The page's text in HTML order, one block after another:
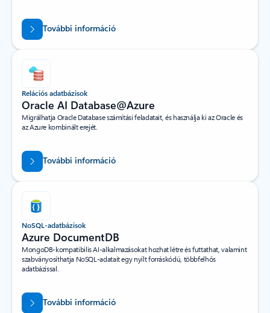
További információ
Relációs adatbázisok
Oracle AI Database@Azure
Migrálhatja Oracle Database számítási feladatait, és használja ki az Oracle és
az Azure kombinált erejét.
További információ
NoSQL-adatbázisok
Azure DocumentDB
MongoDB-kompatibilis AI-alkalmazásokat hozhat létre és futtathat, valamint
szabványosíthatja NoSQL-adatait egy nyílt forráskódú, többfelhős
adatbázissal.
További információ